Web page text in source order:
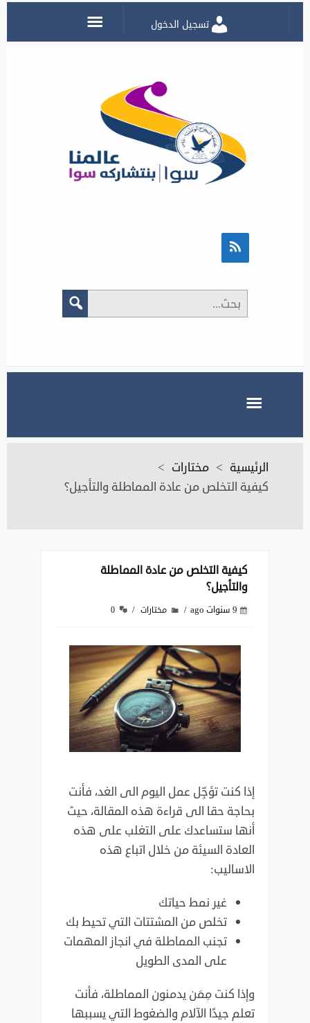
تسجيل الدخول
الرئيسية > مختارات >
كيفية التخلص من عادة المماطلة والتأجيل؟‏
كيفية التخلص من عادة المماطلة
والتأجيل؟‏
9 سنوات ago مختارات 0
إذا كنت تؤجِّل عمل اليوم الى الغد،‏ فأنت
بحاجة حقا الى قراءة هذه المقالة، حيث
أنها ستساعدك على التغلب ‏على هذه
العادة السيئة من خلال اتباع هذه
الاساليب:‏
غير نمط حياتك
تخلص من المشتتات التي تحيط بك
تجنب المماطلة في انجاز المهمات
على المدى الطويل
وإذا كنت مِمَن يدمنون المماطلة، فأنت
تعلم جيدًا الآلام والضغوط التي يسببها